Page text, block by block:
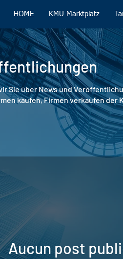
HOME KMU Marktplatz
Sie über News und
kaufen, Firmen verkaufen der
Aucun post